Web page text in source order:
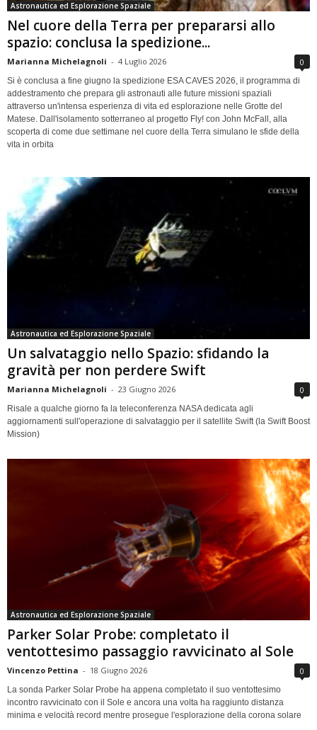
Astronautica ed Esplorazione Spaziale
Nel cuore della Terra per prepararsi allo
spazio: conclusa la spedizione...
Marianna Michelagnoli - 4 Luglio 2026 0
Si è conclusa a fine giugno la spedizione ESA CAVES 2026, il programma di
addestramento che prepara gli astronauti alle future missioni spaziali
attraverso un'intensa esperienza di vita ed esplorazione nelle Grotte del
Matese. Dall'isolamento sotterraneo al progetto Fly! con John McFall, alla
scoperta di come due settimane nel cuore della Terra simulano le sfide della
vita in orbita
Astronautica ed Esplorazione Spaziale
Un salvataggio nello Spazio: sfidando la
gravità per non perdere Swift
Marianna Michelagnoli - 23 Giugno 2026 0
Risale a qualche giorno fa la teleconferenza NASA dedicata agli
aggiornamenti sull'operazione di salvataggio per il satellite Swift (la Swift Boost
Mission)
Astronautica ed Esplorazione Spaziale
Parker Solar Probe: completato il
ventottesimo passaggio ravvicinato al Sole
Vincenzo Pettina - 18 Giugno 2026 0
La sonda Parker Solar Probe ha appena completato il suo ventottesimo
incontro ravvicinato con il Sole e ancora una volta ha raggiunto distanza
minima e velocità record mentre prosegue l'esplorazione della corona solare